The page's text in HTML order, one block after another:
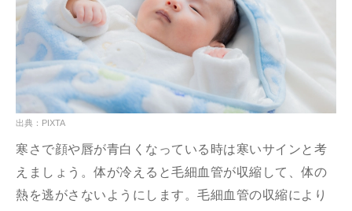
出典：PIXTA
寒さで顔や唇が青白くなっている時は寒いサインと考
えましょう。体が冷えると毛細血管が収縮して、体の
熱を逃がさないようにします。毛細血管の収縮により